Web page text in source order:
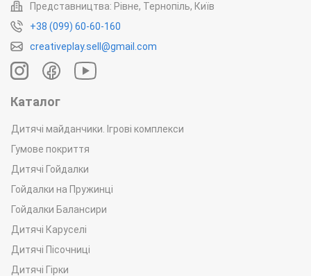
Представництва: Рівне, Тернопіль, Київ
+38 (099) 60-60-160
creativeplay.sell@gmail.com
Каталог
Дитячі майданчики. Ігрові комплекси
Гумове покриття
Дитячі Гойдалки
Гойдалки на Пружинці
Гойдалки Балансири
Дитячі Каруселі
Дитячі Пісочниці
Дитячі Гірки